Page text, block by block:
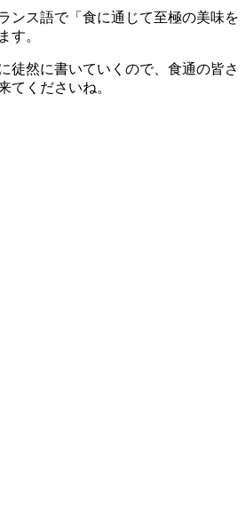
ンス語で「食に通じて至極の美味を
す。
徒然に書いていくので、食通の皆さ
てくださいね。